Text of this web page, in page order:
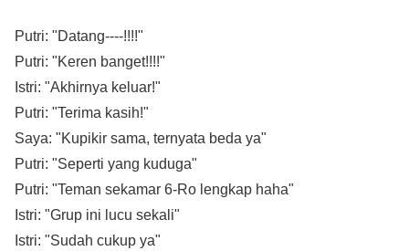
Putri: "Datang----!!!!"
Putri: "Keren banget!!!!"
Istri: "Akhirnya keluar!"
Putri: "Terima kasih!"
Saya: "Kupikir sama, ternyata beda ya"
Putri: "Seperti yang kuduga"
Putri: "Teman sekamar 6-Ro lengkap haha"
Istri: "Grup ini lucu sekali"
Istri: "Sudah cukup ya"